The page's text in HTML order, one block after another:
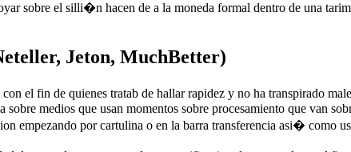
sobre el silli�n hacen de a la moneda formal dentro de una
Jeton, MuchBetter)
con el fin de quienes tratab de hallar rapidez y no ha transpirado
medios que usan momentos sobre procesamiento que van
empezando por cartulina o en la barra transferencia asi� como